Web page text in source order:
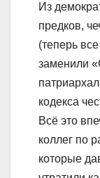
Из
предков,
(теперь
заменили
кодекса
Всё это
коллег по
которые